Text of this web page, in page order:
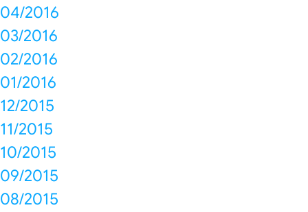
04/2016
03/2016
02/2016
01/2016
12/2015
11/2015
10/2015
09/2015
08/2015